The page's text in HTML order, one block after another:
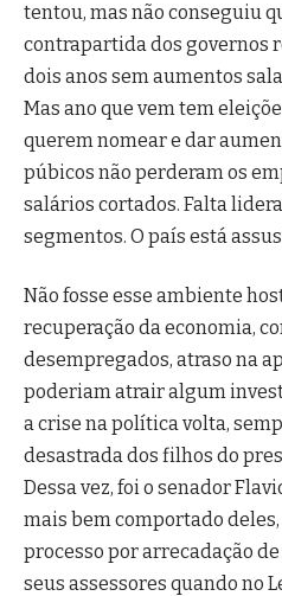
tentou, mas não conseguiu
contrapartida dos governos
dois anos sem aumentos
Mas ano que vem tem
querem nomear e dar
púbicos não perderam os
salários cortados. Falta
segmentos. O país está
Não fosse esse ambiente
recuperação da economia,
desempregados, atraso na
poderiam atrair algum
a crise na política volta,
desastrada dos filhos do
Dessa vez, foi o senador
mais bem comportado
processo por arrecadação
seus assessores quando no